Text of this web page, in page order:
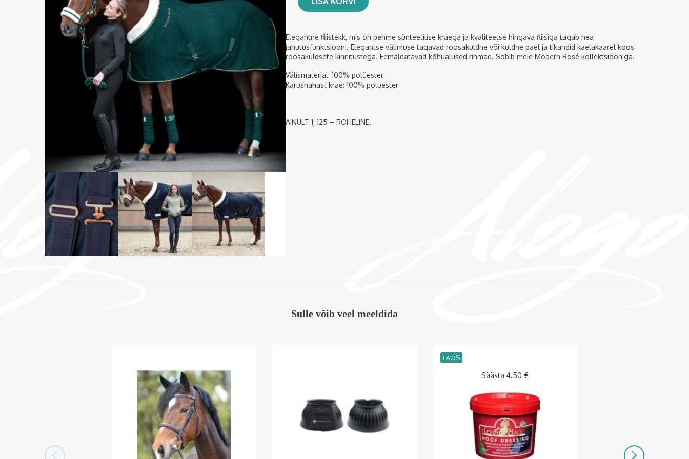
Elegantne fliistekk, mis on pehme sünteetilise kraega ja kvaliteetse hingava fliisiga tagab hea
jahutusfunktsiooni. Elegantse välimuse tagavad roosakuldne või kuldne pael ja tikandid kaelakaarel koos
roosakuldsete kinnitustega. Eemaldatavad kõhualused rihmad. Sobib meie Modern Rosé kollektsiooniga.
Välismaterjal: 100% polüester
Karusnahast krae: 100% polüester
AINULT 1; 125 – ROHELINE.
Sulle võib veel meeldida
Säästa4.50 €
LAOS